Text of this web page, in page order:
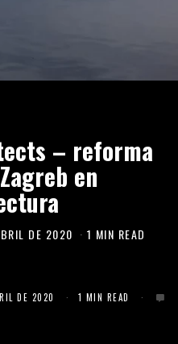
– reforma
en
DE 2020 1 MIN READ
DE 2020 1 MIN READ